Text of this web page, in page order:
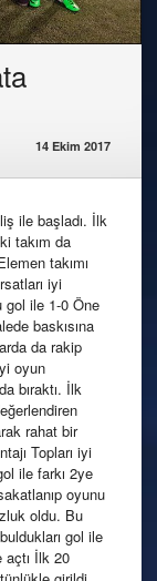
14 Ekim 2017
ile başladı. İlk
takım da
takımı
iyi
gol ile 1-0 Öne
baskısına
da rakip
oyun
bıraktı. İlk
rahat bir
Topları iyi
ile farkı 2ye
oyunu
oldu. Bu
gol ile
açtı İlk 20